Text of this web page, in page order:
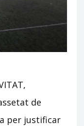
de
per justificar